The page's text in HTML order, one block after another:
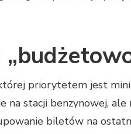
priorytetem jest
na stacji benzynowej,
biletów na